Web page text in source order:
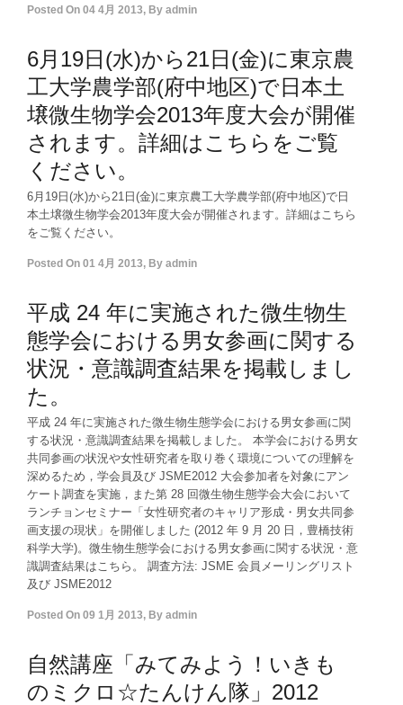
Posted On 04 4月 2013, By admin
6月19日(水)から21日(金)に東京農
工大学農学部(府中地区)で日本土
壌微生物学会2013年度大会が開催
されます。詳細はこちらをご覧
ください。
6月19日(水)から21日(金)に東京農工大学農学部(府中地区)で日
本土壌微生物学会2013年度大会が開催されます。詳細はこちら
をご覧ください。
Posted On 01 4月 2013, By admin
平成 24 年に実施された微生物生
態学会における男女参画に関する
状況・意識調査結果を掲載しまし
た。
平成 24 年に実施された微生物生態学会における男女参画に関
する状況・意識調査結果を掲載しました。 本学会における男女
共同参画の状況や女性研究者を取り巻く環境についての理解を
深めるため，学会員及び JSME2012 大会参加者を対象にアン
ケート調査を実施，また第 28 回微生物生態学会大会において
ランチョンセミナー「女性研究者のキャリア形成・男女共同参
画支援の現状」を開催しました (2012 年 9 月 20 日，豊橋技術
科学大学)。微生物生態学会における男女参画に関する状況・意
識調査結果はこちら。 調査方法: JSME 会員メーリングリスト
及び JSME2012
Posted On 09 1月 2013, By admin
自然講座「みてみよう！いきも
のミクロ☆たんけん隊」2012